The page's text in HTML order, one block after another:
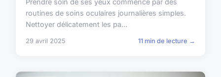
Prendre soin de ses yeux commence par des
routines de soins oculaires journalières simples.
Nettoyer délicatement les pa...
29 avril 2025 11 min de lecture →